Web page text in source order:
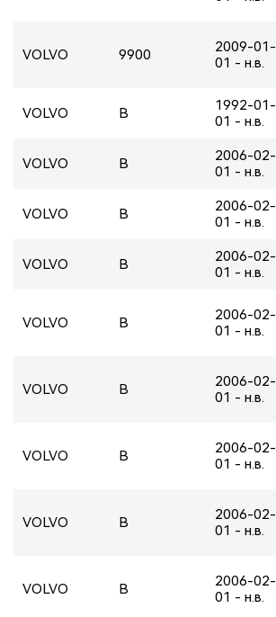
VOLVO 9900
2009-01-
01 - н.в.
VOLVO B
1992-01-
01 - н.в.
VOLVO B
2006-02-
01 - н.в.
VOLVO B
2006-02-
01 - н.в.
VOLVO B
2006-02-
01 - н.в.
VOLVO B
2006-02-
01 - н.в.
VOLVO B
2006-02-
01 - н.в.
VOLVO B
2006-02-
01 - н.в.
VOLVO B
2006-02-
01 - н.в.
VOLVO B
2006-02-
01 - н.в.